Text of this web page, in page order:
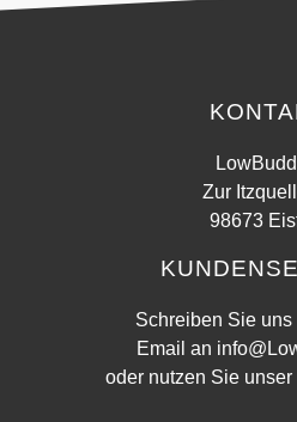
Zur
98673
Schreiben Sie
Email an
oder nutzen Sie unser